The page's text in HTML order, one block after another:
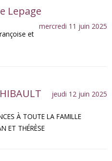
Lepage
mercredi 11 juin 2025
et
jeudi 12 juin 2025
À TOUTE LA FAMILLE
ET THÉRÈSE